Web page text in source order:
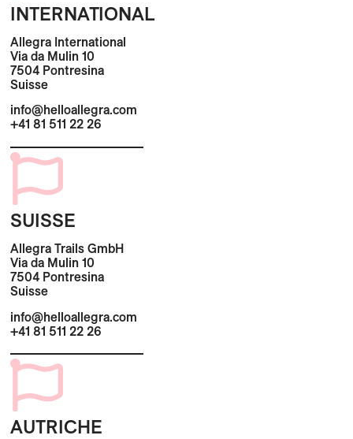
INTERNATIONAL
Allegra International
Via da Mulin 10
7504 Pontresina
Suisse
info@helloallegra.com
+41 81 511 22 26
SUISSE
Allegra Trails GmbH
Via da Mulin 10
7504 Pontresina
Suisse
info@helloallegra.com
+41 81 511 22 26
AUTRICHE